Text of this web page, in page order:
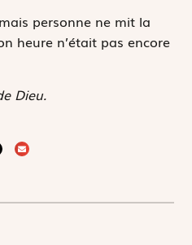
personne ne mit la
heure n’était pas encore
Dieu.